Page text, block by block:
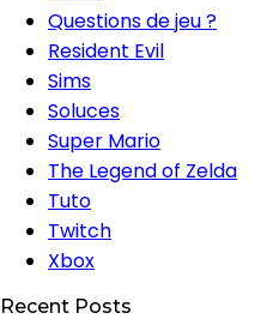
Questions de jeu ?
Resident Evil
Sims
Soluces
Super Mario
The Legend of Zelda
Tuto
Twitch
Xbox
Recent Posts